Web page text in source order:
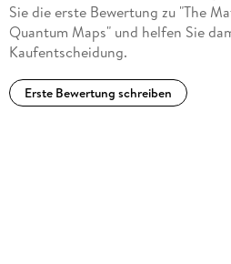
Sie die erste Bewertung zu "The
Quantum Maps" und helfen Sie
Kaufentscheidung.
Erste Bewertung schreiben